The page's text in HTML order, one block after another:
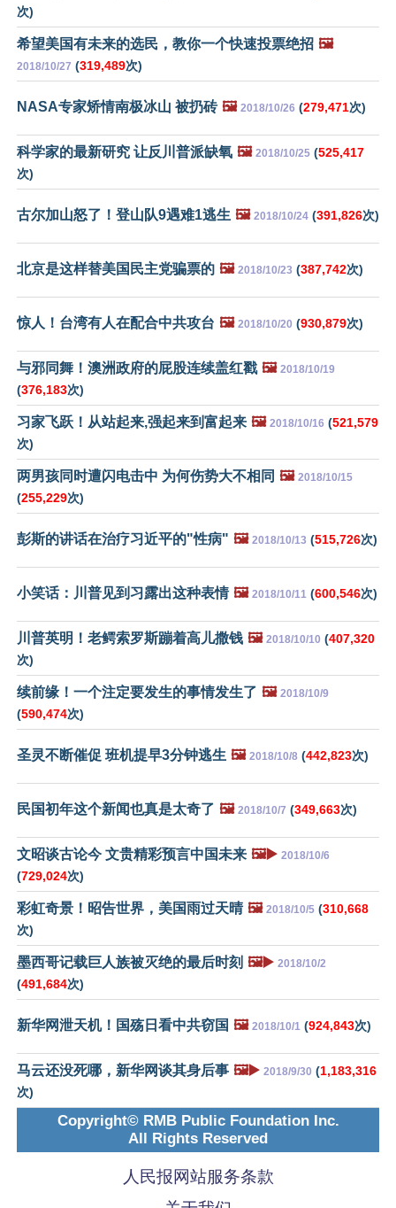
次)
希望美国有未来的选民，教你一个快速投票绝招 🖼️
2018/10/27 (319,489次)
NASA专家矫情南极冰山 被扔砖 🖼️ 2018/10/26 (279,471次)
科学家的最新研究 让反川普派缺氧 🖼️ 2018/10/25 (525,417
次)
古尔加山怒了！登山队9遇难1逃生 🖼️ 2018/10/24 (391,826次)
北京是这样替美国民主党骗票的 🖼️ 2018/10/23 (387,742次)
惊人！台湾有人在配合中共攻台 🖼️ 2018/10/20 (930,879次)
与邪同舞！澳洲政府的屁股连续盖红戳 🖼️ 2018/10/19
(376,183次)
习家飞跃！从站起来,强起来到富起来 🖼️ 2018/10/16 (521,579
次)
两男孩同时遭闪电击中 为何伤势大不相同 🖼️ 2018/10/15
(255,229次)
彭斯的讲话在治疗习近平的"性病" 🖼️ 2018/10/13 (515,726次)
小笑话：川普见到习露出这种表情 🖼️ 2018/10/11 (600,546次)
川普英明！老鳄索罗斯蹦着高儿撒钱 🖼️ 2018/10/10 (407,320
次)
续前缘！一个注定要发生的事情发生了 🖼️ 2018/10/9
(590,474次)
圣灵不断催促 班机提早3分钟逃生 🖼️ 2018/10/8 (442,823次)
民国初年这个新闻也真是太奇了 🖼️ 2018/10/7 (349,663次)
文昭谈古论今 文贵精彩预言中国未来 🖼️▶️ 2018/10/6
(729,024次)
彩虹奇景！昭告世界，美国雨过天晴 🖼️ 2018/10/5 (310,668
次)
墨西哥记载巨人族被灭绝的最后时刻 🖼️▶️ 2018/10/2
(491,684次)
新华网泄天机！国殇日看中共窃国 🖼️ 2018/10/1 (924,843次)
马云还没死哪，新华网谈其身后事 🖼️▶️ 2018/9/30 (1,183,316
次)
Copyright© RMB Public Foundation Inc.
All Rights Reserved
人民报网站服务条款